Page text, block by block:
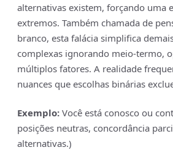
alternativas existem, forçando uma
extremos. Também chamada de
branco, esta falácia simplifica
complexas ignorando meio-termo,
múltiplos fatores. A realidade
nuances que escolhas binárias
Exemplo: Você está conosco ou
posições neutras, concordância
alternativas.)